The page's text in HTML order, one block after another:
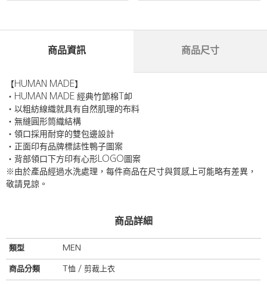
商品資訊 商品尺寸
【HUMAN MADE】
・HUMAN MADE 經典竹節棉T卹
・以粗紡線織就具有自然肌理的布料
・無縫圓形筒織結構
・領口採用耐穿的雙包邊設計
・正面印有品牌標誌性鴨子圖案
・背部領口下方印有心形LOGO圖案
※由於產品經過水洗處理，每件商品在尺寸與質感上可能略有差異，
敬請見諒。
商品詳細
類型 MEN
商品分類 T恤 / 剪裁上衣